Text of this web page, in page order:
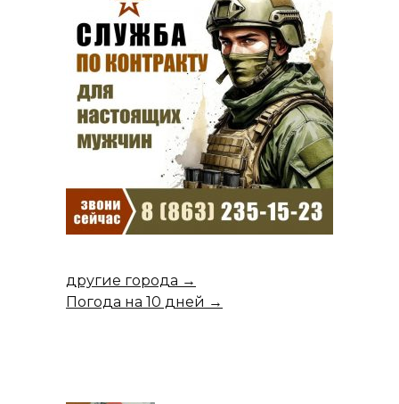
другие города →
Погода на 10 дней →